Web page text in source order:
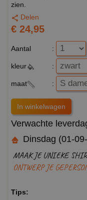
zien.
Delen
€ 24,95
Aantal :
kleur :
maat :
Verwachte
Dinsdag (01-
MAAK JE UNIEKE
ONTWERP JE
Tips: